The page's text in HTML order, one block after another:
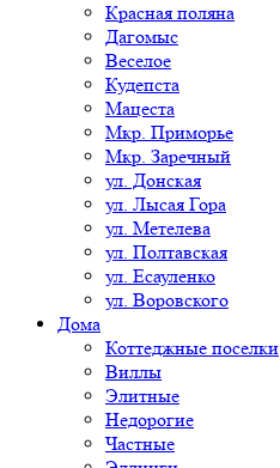
Красная поляна
Дагомыс
Веселое
Кудепста
Мацеста
Мкр. Приморье
Мкр. Заречный
ул. Донская
ул. Лысая Гора
ул. Метелева
ул. Полтавская
ул. Есауленко
ул. Воровского
Дома
Коттеджные поселки
Виллы
Элитные
Недорогие
Частные